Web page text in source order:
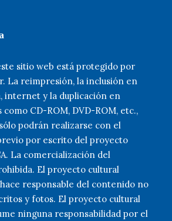
sitio web está protegido por
La reimpresión, la inclusión en
internet y la duplicación en
CD-ROM, DVD-ROM, etc.,
podrán realizarse con el
por escrito del proyecto
La comercialización del
El proyecto cultural
hace responsable del contenido no
y fotos. El proyecto cultural
ninguna responsabilidad por el